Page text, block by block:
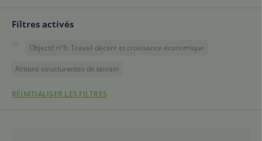
Filtres activés
Objectif n°8: Travail décent et croissance économique
Actions structurantes de terrain
RÉINITIALISER LES FILTRES